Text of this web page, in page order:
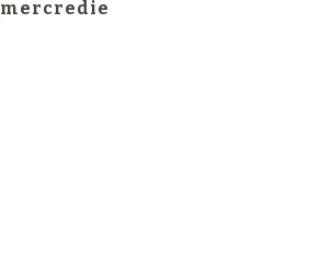
mercredie